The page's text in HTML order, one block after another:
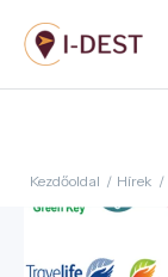
Ugrás
a
tartalomra
Kezdőoldal / Hírek /